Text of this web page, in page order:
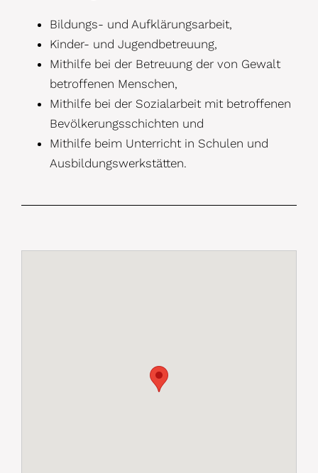
Bildungs- und Aufklärungsarbeit,
Kinder- und Jugendbetreuung,
Mithilfe bei der Betreuung der von Gewalt
betroffenen Menschen,
Mithilfe bei der Sozialarbeit mit betroffenen
Bevölkerungsschichten und
Mithilfe beim Unterricht in Schulen und
Ausbildungswerkstätten.